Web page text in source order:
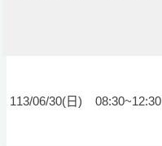
113/06/30(日) 08:30~12:30